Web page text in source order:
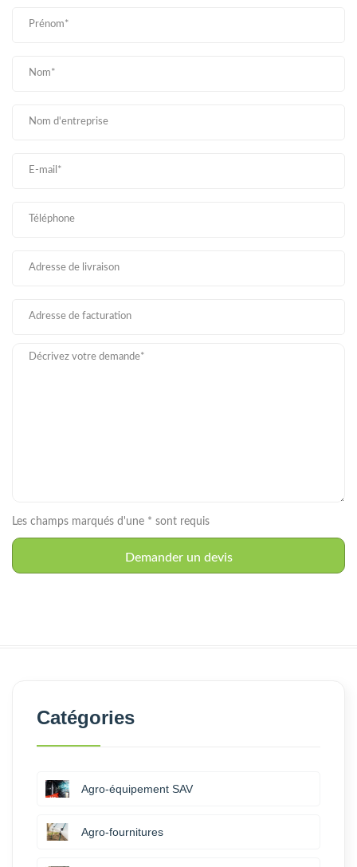
Les champs marqués d'une * sont requis
Catégories
Agro-équipement SAV
Agro-fournitures